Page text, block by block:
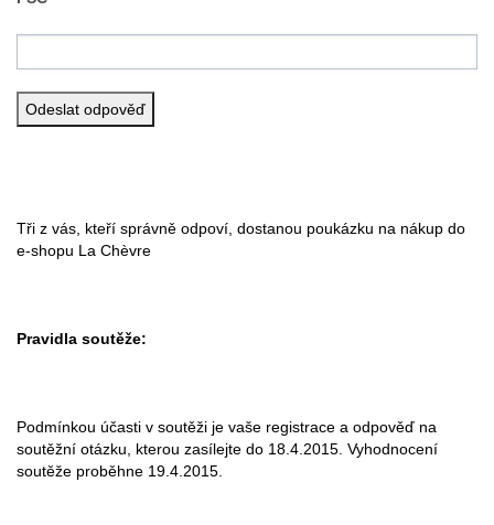
Tři z vás, kteří správně odpoví, dostanou poukázku na nákup do
e-shopu La Chèvre
Pravidla soutěže:
Podmínkou účasti v soutěži je vaše registrace a odpověď na
soutěžní otázku, kterou zasílejte do 18.4.2015. Vyhodnocení
soutěže proběhne 19.4.2015.